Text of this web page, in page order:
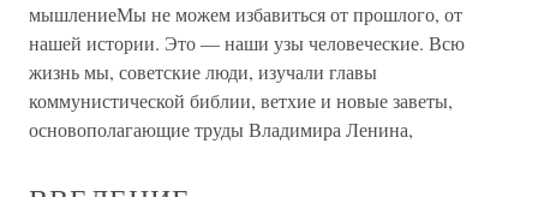
мышлениеМы не можем избавиться от прошлого, от
нашей истории. Это — наши узы человеческие. Всю
жизнь мы, советские люди, изучали главы
коммунистической библии, ветхие и новые заветы,
основополагающие труды Владимира Ленина,